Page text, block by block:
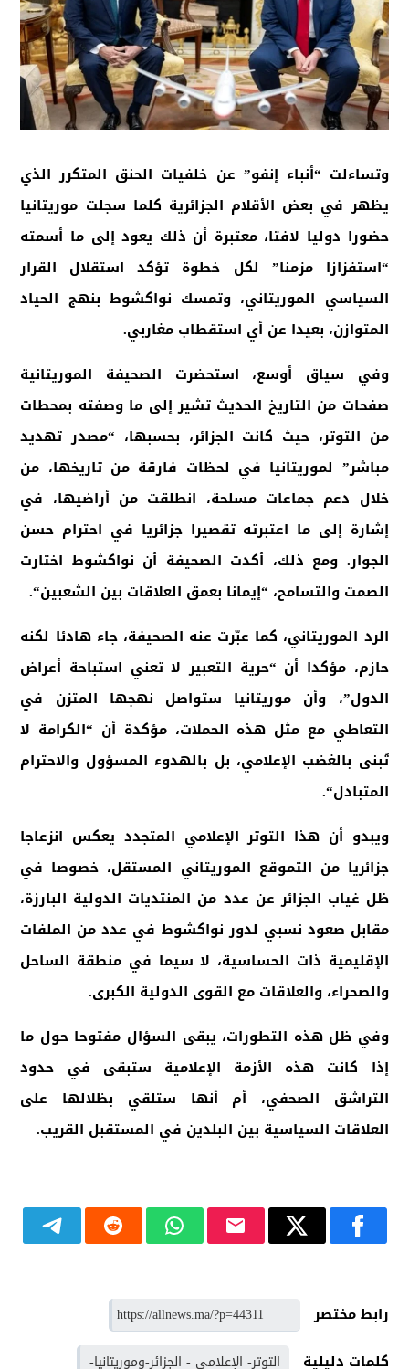
وتساءلت “أنباء إنفو” عن خلفيات الحنق المتكرر الذي
يظهر في بعض الأقلام الجزائرية كلما سجلت موريتانيا
حضورا دوليا لافتا، معتبرة أن ذلك يعود إلى ما أسمته
“استفزازا مزمنا” لكل خطوة تؤكد استقلال القرار
السياسي الموريتاني، وتمسك نواكشوط بنهج الحياد
المتوازن، بعيدا عن أي استقطاب مغاربي.
وفي سياق أوسع، استحضرت الصحيفة الموريتانية
صفحات من التاريخ الحديث تشير إلى ما وصفته بمحطات
من التوتر، حيث كانت الجزائر، بحسبها، “مصدر تهديد
مباشر” لموريتانيا في لحظات فارقة من تاريخها، من
خلال دعم جماعات مسلحة، انطلقت من أراضيها، في
إشارة إلى ما اعتبرته تقصيرا جزائريا في احترام حسن
الجوار. ومع ذلك، أكدت الصحيفة أن نواكشوط اختارت
الصمت والتسامح، “إيمانا بعمق العلاقات بين الشعبين“.
الرد الموريتاني، كما عبّرت عنه الصحيفة، جاء هادئا لكنه
حازم، مؤكدا أن “حرية التعبير لا تعني استباحة أعراض
الدول”، وأن موريتانيا ستواصل نهجها المتزن في
التعاطي مع مثل هذه الحملات، مؤكدة أن “الكرامة لا
تُبنى بالغضب الإعلامي، بل بالهدوء المسؤول والاحترام
المتبادل“.
ويبدو أن هذا التوتر الإعلامي المتجدد يعكس انزعاجا
جزائريا من التموقع الموريتاني المستقل، خصوصا في
ظل غياب الجزائر عن عدد من المنتديات الدولية البارزة،
مقابل صعود نسبي لدور نواكشوط في عدد من الملفات
الإقليمية ذات الحساسية، لا سيما في منطقة الساحل
والصحراء، والعلاقات مع القوى الدولية الكبرى.
وفي ظل هذه التطورات، يبقى السؤال مفتوحا حول ما
إذا كانت هذه الأزمة الإعلامية ستبقى في حدود
التراشق الصحفي، أم أنها ستلقي بظلالها على
العلاقات السياسية بين البلدين في المستقبل القريب.
رابط مختصر
كلمات دليلية
التوتر- الإعلامي - الجزائر-وموريتانيا-